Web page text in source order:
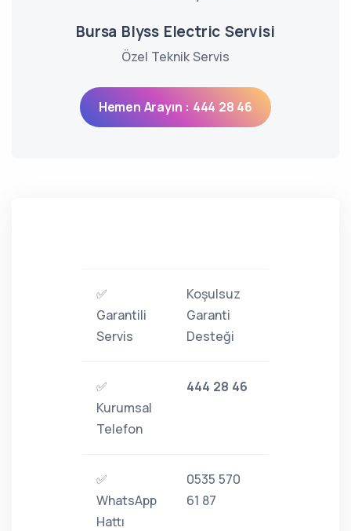
Bursa Blyss Electric Servisi
Özel Teknik Servis
Hemen Arayın : 444 28 46
✅
Garantili
Servis
Koşulsuz
Garanti
Desteği
✅
Kurumsal
Telefon
444 28 46
✅
WhatsApp
Hattı
0535 570
61 87